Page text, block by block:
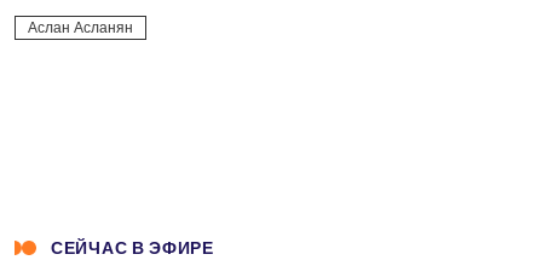
Аслан Асланян
СЕЙЧАС В ЭФИРЕ